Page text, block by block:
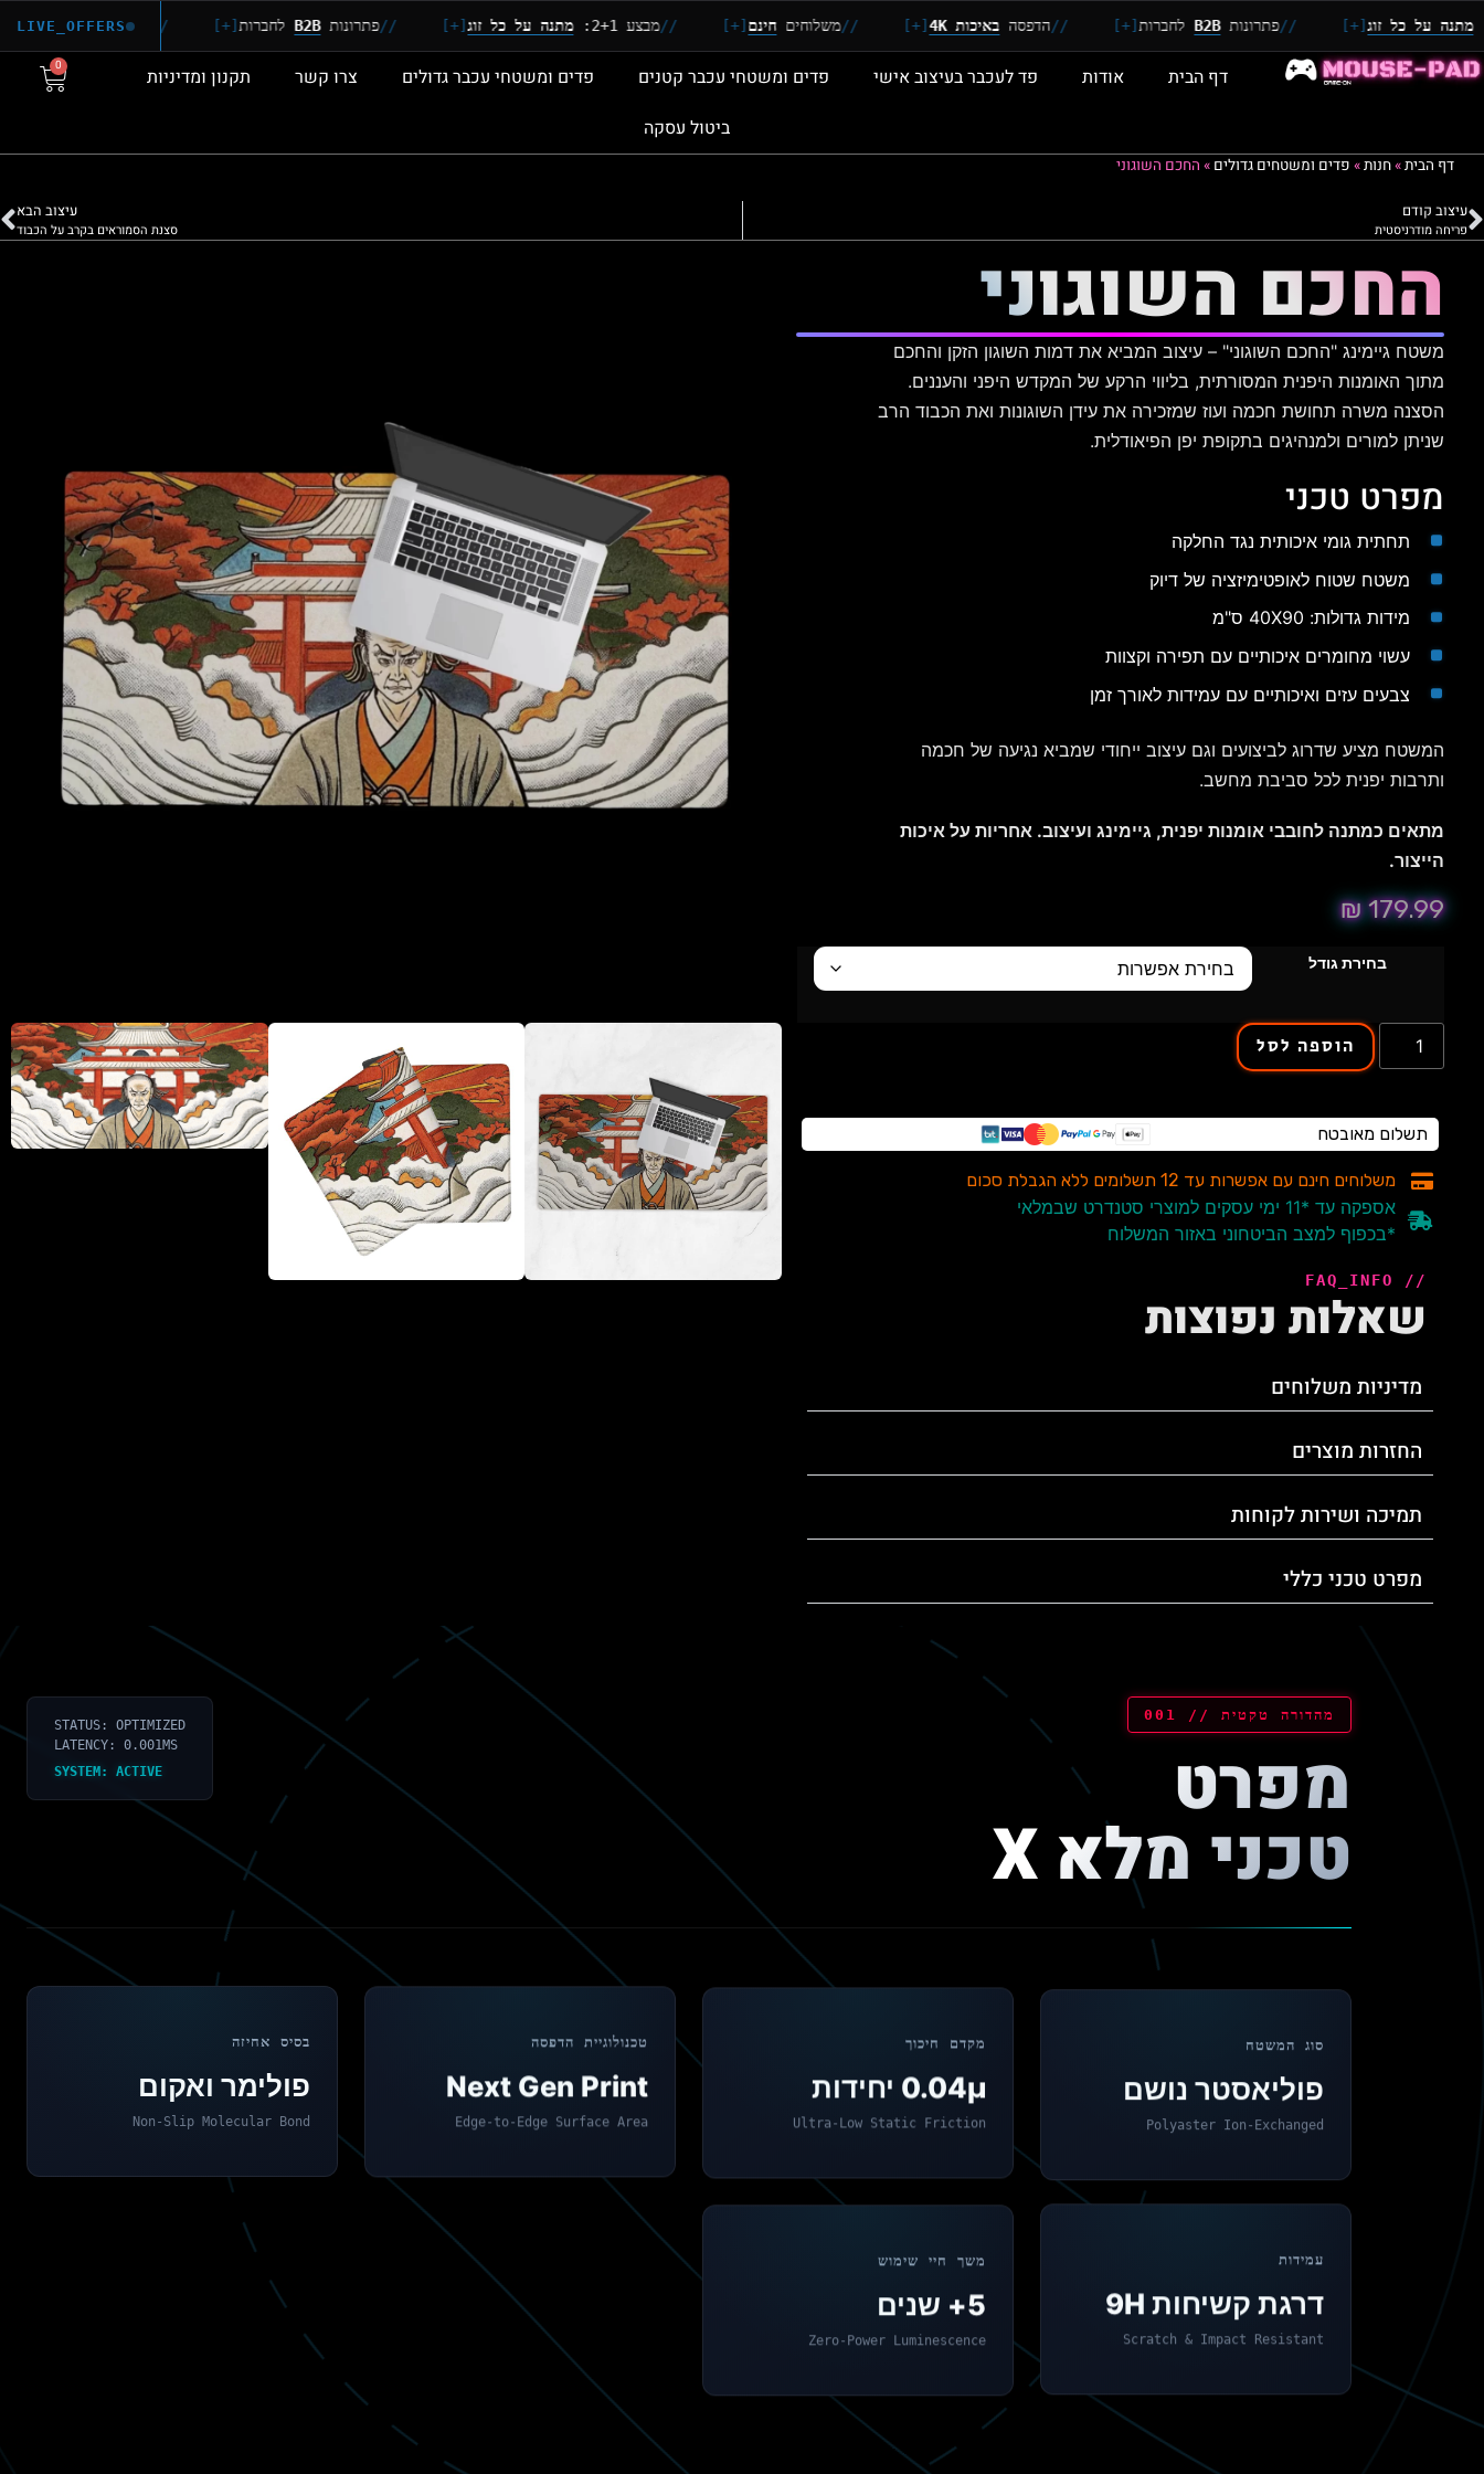
LIVE_OFFERS זוג[+]
//פתרונות B2Bלחברות[+]
//הדפסה באיכות 4K [+]
//משלוחיםחינם[+]
//מבצע 2+1: מתנה על כל זוג[+]
//פתרונות B2Bלחברות[+]
//הדפסה באיכות 4K [+]
דף הבית אודות פד לעכבר בעיצוב אישי פדים ומשטחי עכבר קטנים פדים ומשטחי עכבר גדולים צרו קשר
תקנון ומדיניות
ביטול עסקה
0
דף הבית»חנות» פדים ומשטחים גדולים » החכם השוגוני
עיצוב קודם
פריחה מודרניסטית
עיצוב הבא
סצנת הסמוראים בקרב על הכבוד
החכם השוגוני
משטח גיימינג "החכם השוגוני" – עיצוב המביא את דמות השוגון הזקן והחכם
מתוך האומנות היפנית המסורתית, בליווי הרקע של המקדש היפני והעננים.
הסצנה משרה תחושת חכמה ועוז שמזכירה את עידן השוגונות ואת הכבוד הרב
שניתן למורים ולמנהיגים בתקופת יפן הפיאודלית.
מפרט טכני
תחתית גומי איכותית נגד החלקה
משטח שטוח לאופטימיזציה של דיוק
מידות גדולות: 40X90 ס"מ
עשוי מחומרים איכותיים עם תפירה וקצוות
צבעים עזים ואיכותיים עם עמידות לאורך זמן
המשטח מציע שדרוג לביצועים וגם עיצוב ייחודי שמביא נגיעה של חכמה
ותרבות יפנית לכל סביבת מחשב.
מתאים כמתנה לחובבי אומנות יפנית, גיימינג ועיצוב. אחריות על איכות
הייצור.
179.99
₪
בחירת גודל
הוספה לסל
תשלום מאובטח
משלוחים חינם עם אפשרות עד 12 תשלומים ללא הגבלת סכום
אספקה עד *11 ימי עסקים למוצרי סטנדרט שבמלאי
*בכפוף למצב הביטחוני באזור המשלוח
// FAQ_INFO
שאלות נפוצות
מדיניות משלוחים
החזרות מוצרים
תמיכה ושירות לקוחות
מפרט טכני כללי
מהדורה טקטית // 001
מפרט
טכני מלא X
STATUS: OPTIMIZED
LATENCY: 0.001MS
SYSTEM: ACTIVE
סוג המשטח
פוליאסטר נושם
Polyaster Ion-Exchanged
מקדם חיכוך
0.04μ יחידות
Ultra-Low Static Friction
טכנולוגיית הדפסה
Next Gen Print
Edge-to-Edge Surface Area
בסיס אחיזה
פולימר ואקום
Non-Slip Molecular Bond
עמידות
דרגת קשיחות 9H
Scratch & Impact Resistant
משך חיי שימוש
5+ שנים
Zero-Power Luminescence